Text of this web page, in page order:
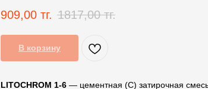
909,00 тг. 1817,00 тг.
В корзину
LITOCHROM 1-6 — цементная (С) затирочная